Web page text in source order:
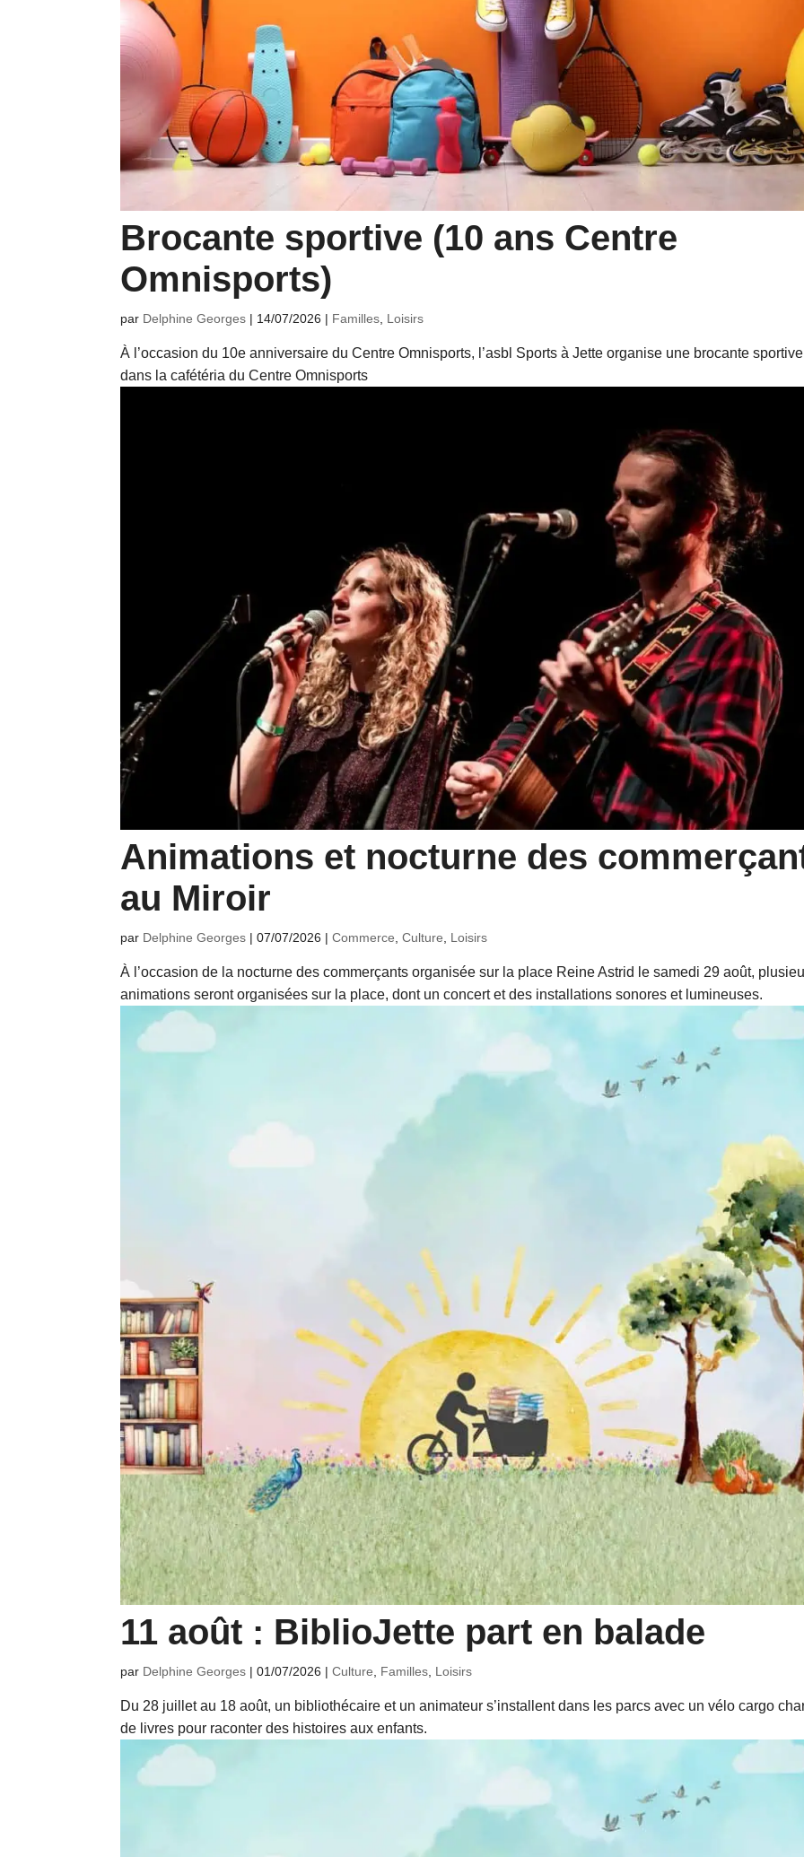
Brocante sportive (10 ans Centre
Omnisports)
par Delphine Georges | 14/07/2026 | Familles Loisirs
À l’occasion du 10e anniversaire du Centre Omnisports, l’asbl Sports à Jette organise une brocante sportive
dans la cafétéria du Centre Omnisports
Animations et nocturne des
au Miroir
par Delphine Georges |07/07/2026 |Commerce,Culture, Loisirs
À l’occasion de la nocturne des commerçants organisée sur la place Reine Astrid le samedi 29 août,
animations seront organisées sur la place, dont un concert et des installations sonores et lumineuses.
11 août : BiblioJette part en balade
par Delphine Georges |01/07/2026 |Culture Familles Loisirs
Du 28 juillet au 18 août, un bibliothécaire et un animateur s’installent dans les parcs avec un vélo cargo
de livres pour raconter des histoires aux enfants.